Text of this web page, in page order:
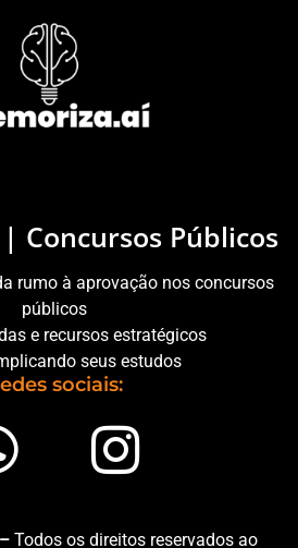
Concursos Públicos
rumo à aprovação nos concursos
públicos
e recursos estratégicos
seus estudos
sociais:
Todos os direitos reservados ao